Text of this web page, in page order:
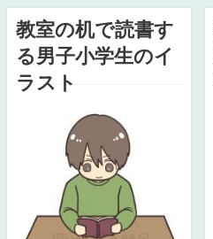
教室の机で読書す
る男子小学生のイ
ラスト